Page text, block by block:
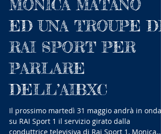
MONICA MATANO
ED UNA TROUPE DI
RAI SPORT PER
PARLARE
DELL’AIBXC